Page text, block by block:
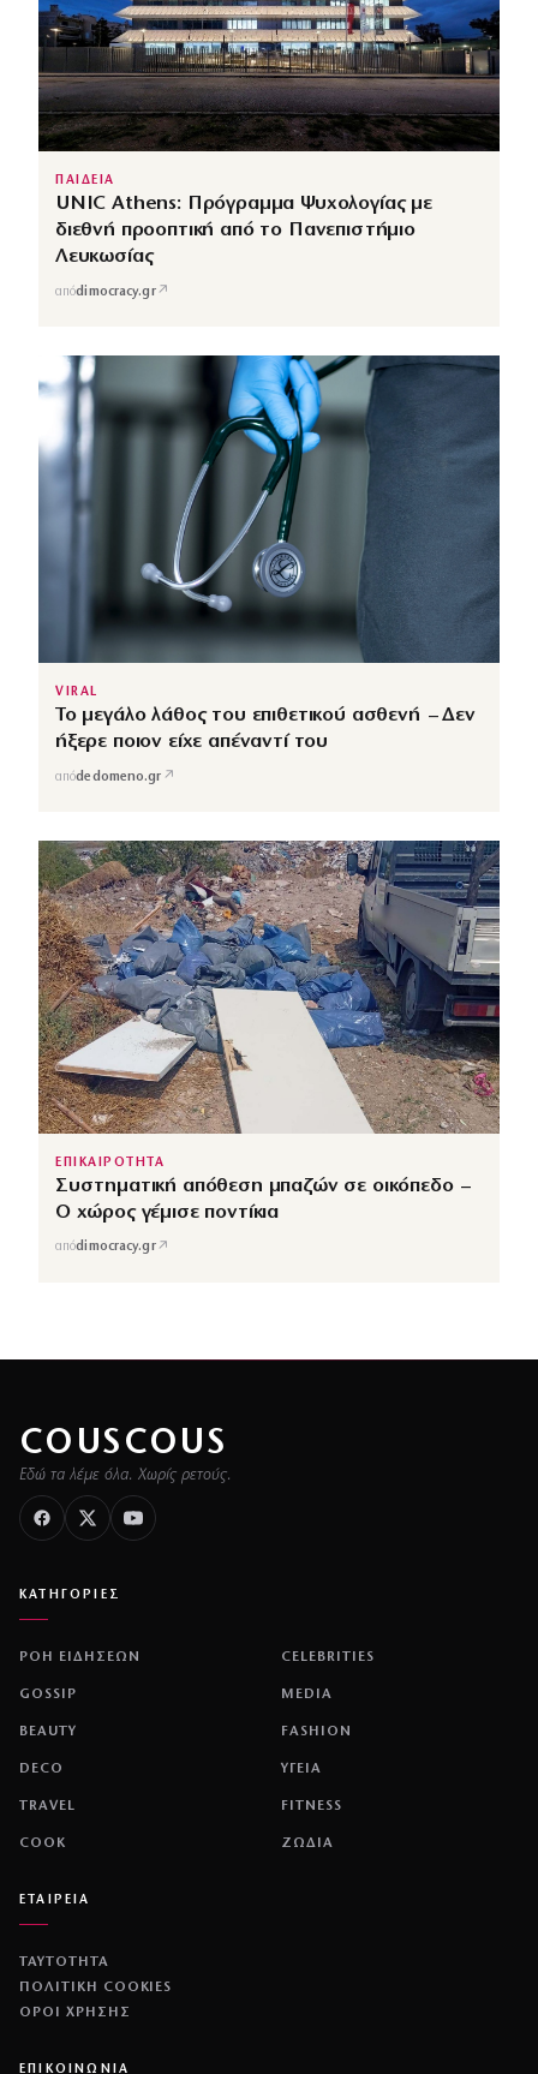
ΠΑΙΔΕΙΑ
UNIC Athens: Πρόγραμμα Ψυχολογίας με
διεθνή προοπτική από το Πανεπιστήμιο
Λευκωσίας
απόdimocracy.gr↗
VIRAL
Το μεγάλο λάθος του επιθετικού ασθενή – Δεν
ήξερε ποιον είχε απέναντί του
απόdedomeno.gr ↗
ΕΠΙΚΑΙΡΟΤΗΤΑ
Συστηματική απόθεση μπαζών σε οικόπεδο –
Ο χώρος γέμισε ποντίκια
απόdimocracy.gr↗
COUSCOUS
Εδώ τα λέμε όλα. Χωρίς ρετούς.
ΚΑΤΗΓΟΡΙΕΣ
ΡΟΗ ΕΙΔΗΣΕΩΝ CELEBRITIES
GOSSIP MEDIA
BEAUTY FASHION
DECO ΥΓΕΙΑ
TRAVEL FITNESS
COOK ΖΩΔΙΑ
ΕΤΑΙΡΕΙΑ
ΤΑΥΤΟΤΗΤΑ
ΠΟΛΙΤΙΚΉ COOKIES
ΌΡΟΙ ΧΡΉΣΗΣ
ΕΠΙΚΟΙΝΩΝΙΑ